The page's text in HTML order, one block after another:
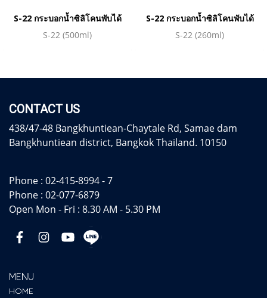
S-22 กระบอกน้ำซิลิโคนพับได้
S-22 (500ml)
S-22 กระบอกน้ำซิลิโคนพับได้
S-22 (260ml)
CONTACT US
438/47-48 Bangkhuntiean-Chaytale Rd, Samae dam
Bangkhuntiean district, Bangkok Thailand. 10150
Phone : 02-415-8994 - 7
Phone : 02-077-6879
Open Mon - Fri : 8.30 AM - 5.30 PM
MENU
HOME